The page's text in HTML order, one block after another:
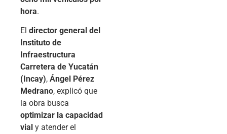
hora.
El director general del
Instituto de
Infraestructura
Carretera de Yucatán
(Incay), Ángel Pérez
Medrano, explicó que
la obra busca
optimizar la capacidad
vial y atender el